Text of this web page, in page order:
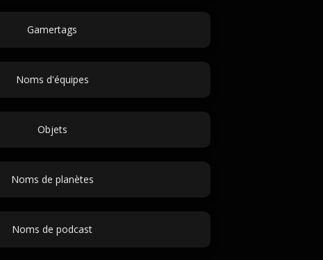
Gamertags
Noms d'équipes
Objets
Noms de planètes
Noms de podcast